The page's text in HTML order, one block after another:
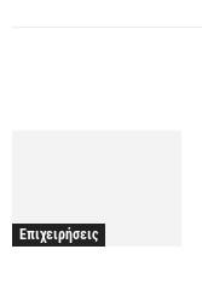
Επιχειρήσεις